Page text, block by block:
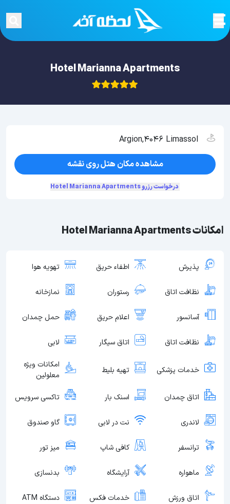
Hotel Marianna Apartments
امکانات Hotel Marianna Apartments
پذیرش اطفاء حریق تهویه هوا
نظافت اتاق رستوران نمازخانه
آسانسور اعلام حریق حمل چمدان
نظافت اتاق اتاق سیگار لابی
خدمات پزشکی تهیه بلیط
امکانات ویژه
معلولین
اتاق چمدان اسنک بار تاکسی سرویس
لاندری نت در لابی گاو صندوق
ترانسفر کافی شاپ میز تور
ماهواره آرایشگاه بدنسازی
اتاق ورزش خدمات فکس دستگاه ATM
Argion,4046 Limassol
مشاهده مکان هتل روی نقشه
درخواست رزرو Hotel Marianna Apartments